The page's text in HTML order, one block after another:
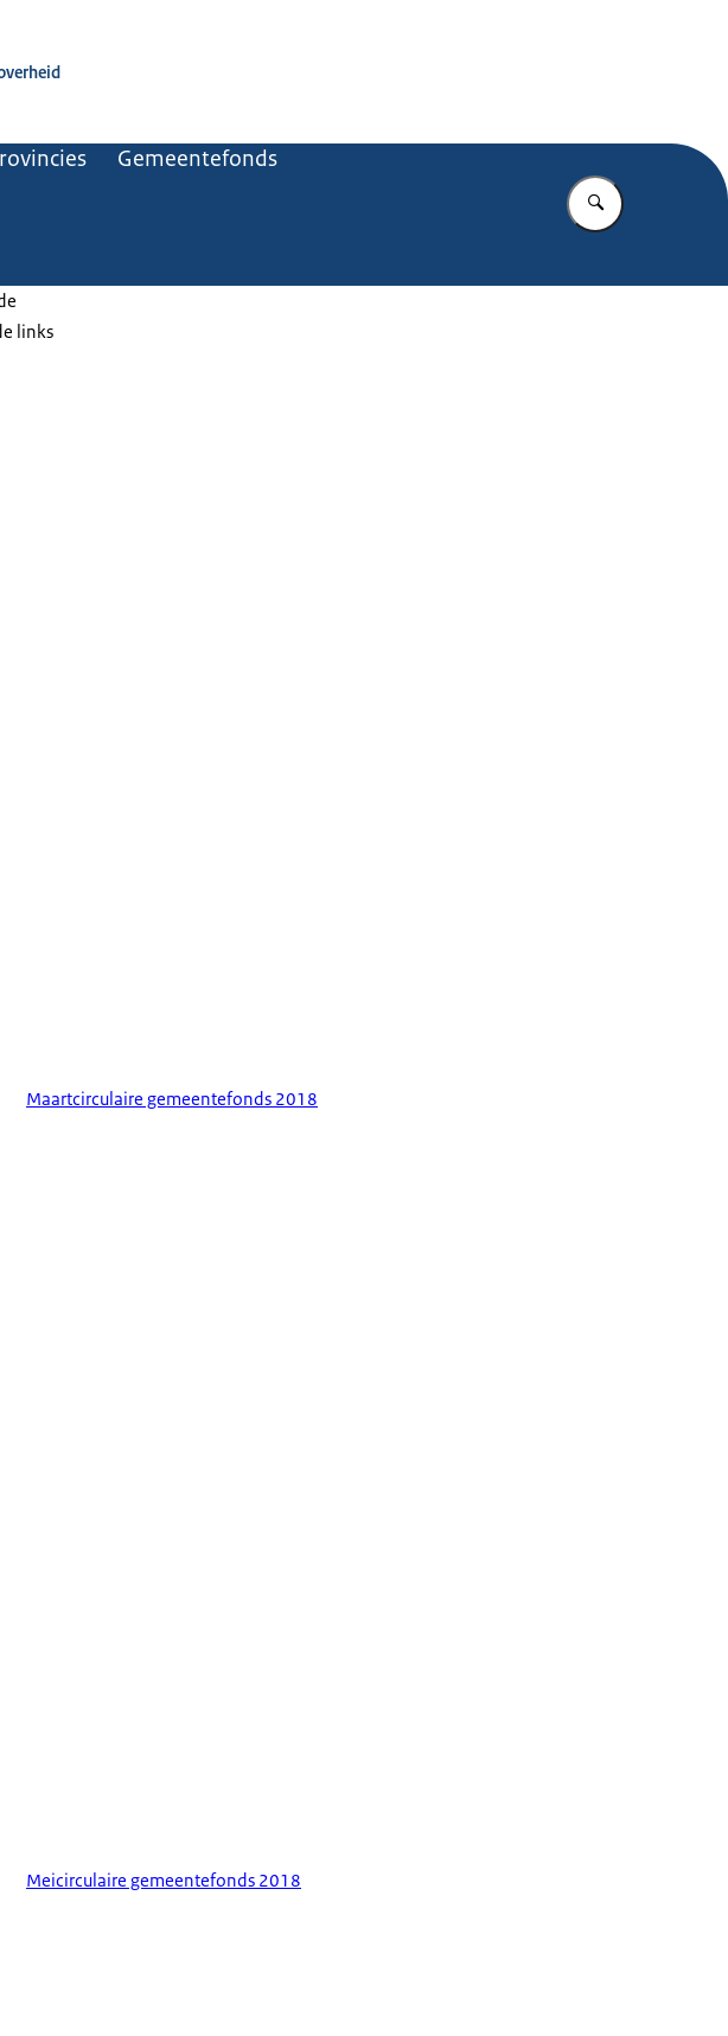
Gemeentefonds
Vul in wat u
links
Maartcirculaire gemeentefonds 2018
Meicirculaire gemeentefonds 2018